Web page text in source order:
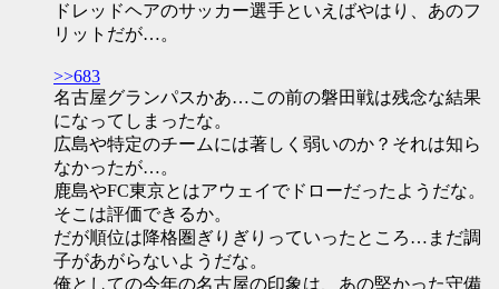
ドレッドヘアのサッカー選手といえばやはり、あのフ
リットだが…。
>>683
名古屋グランパスかあ…この前の磐田戦は残念な結果
になってしまったな。
広島や特定のチームには著しく弱いのか？それは知ら
なかったが…。
鹿島やFC東京とはアウェイでドローだったようだな。
そこは評価できるか。
だが順位は降格圏ぎりぎりっていったところ…まだ調
子があがらないようだな。
俺としての今年の名古屋の印象は、あの堅かった守備